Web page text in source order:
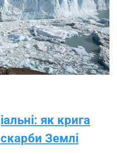
як крига
Землі